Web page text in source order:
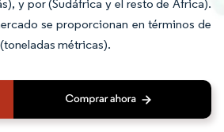
y por (Sudáfrica y el resto de África).
se proporcionan en términos de
métricas).